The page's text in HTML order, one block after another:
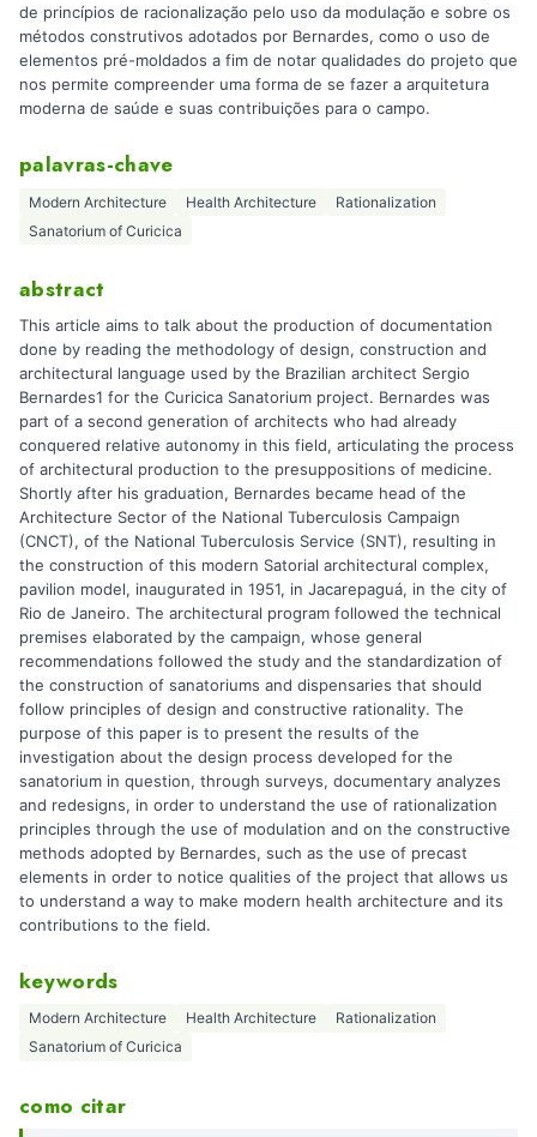
de princípios de racionalização pelo uso da modulação e sobre os
métodos construtivos adotados por Bernardes, como o uso de
elementos pré-moldados a fim de notar qualidades do projeto que
nos permite compreender uma forma de se fazer a arquitetura
moderna de saúde e suas contribuições para o campo.
palavras-chave
Modern Architecture Health Architecture
Rationalization
Sanatorium of Curicica
abstract
This article aims to talk about the production of documentation
done by reading the methodology of design, construction and
architectural language used by the Brazilian architect Sergio
Bernardes1 for the Curicica Sanatorium project. Bernardes was
part of a second generation of architects who had already
conquered relative autonomy in this field, articulating the process
of architectural production to the presuppositions of medicine.
Shortly after his graduation, Bernardes became head of the
Architecture Sector of the National Tuberculosis Campaign
(CNCT), of the National Tuberculosis Service (SNT), resulting in
the construction of this modern Satorial architectural complex,
pavilion model, inaugurated in 1951, in Jacarepaguá, in the city of
Rio de Janeiro. The architectural program followed the technical
premises elaborated by the campaign, whose general
recommendations followed the study and the standardization of
the construction of sanatoriums and dispensaries that should
follow principles of design and constructive rationality. The
purpose of this paper is to present the results of the
investigation about the design process developed for the
sanatorium in question, through surveys, documentary analyzes
and redesigns, in order to understand the use of rationalization
principles through the use of modulation and on the constructive
methods adopted by Bernardes, such as the use of precast
elements in order to notice qualities of the project that allows us
to understand a way to make modern health architecture and its
contributions to the field.
keywords
Modern Architecture Health Architecture
Rationalization
Sanatorium of Curicica
como citar